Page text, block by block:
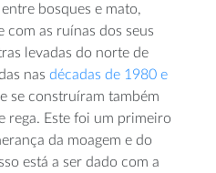
bosques e mato,
com as ruínas dos seus
levadas do norte de
nas décadas de 1980 e
se construíram também
rega. Este foi um primeiro
da moagem e do
está a ser dado com a